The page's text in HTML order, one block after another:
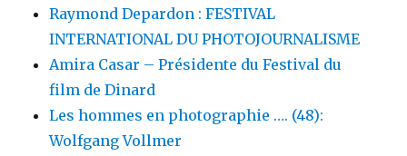
Raymond Depardon : FESTIVAL
INTERNATIONAL DU PHOTOJOURNALISME
Amira Casar – Présidente du Festival du
film de Dinard
Les hommes en photographie …. (48):
Wolfgang Vollmer